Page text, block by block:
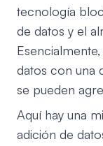
tecnología
de datos y el
datos con una
se pueden
Aquí hay una
adición de